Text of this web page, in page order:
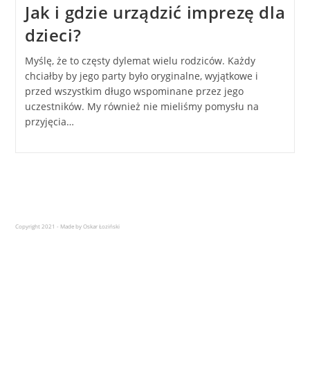
Jak i gdzie urządzić imprezę dla
dzieci?
Myślę, że to częsty dylemat wielu rodziców. Każdy
chciałby by jego party było oryginalne, wyjątkowe i
przed wszystkim długo wspominane przez jego
uczestników. My również nie mieliśmy pomysłu na
przyjęcia…
Copyright 2021 - Made by Oskar Łoziński